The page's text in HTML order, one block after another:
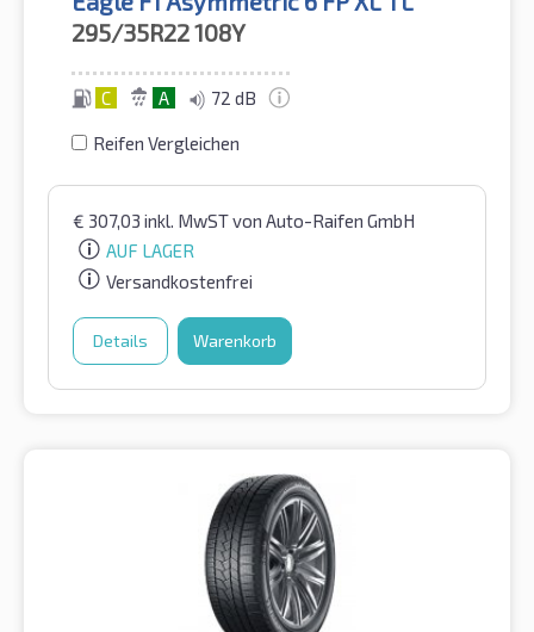
295/35R22108Y
C A 72 dB
Reifen Vergleichen
€ 307,03 inkl. MwSTvon Auto-Raifen GmbH
AUF LAGER
Versandkostenfrei
Details Warenkorb